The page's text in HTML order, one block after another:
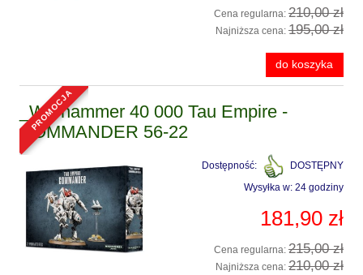
Cena regularna: 210,00 zł
Najniższa cena: 195,00 zł
do koszyka
_Warhammer 40 000 Tau Empire -
COMMANDER 56-22
Dostępność:
DOSTĘPNY
Wysyłka w: 24 godziny
181,90 zł
Cena regularna: 215,00 zł
Najniższa cena: 210,00 zł
promocja